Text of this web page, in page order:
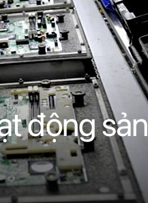
động